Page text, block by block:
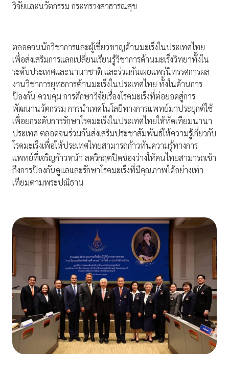
วิจัยและนวัตกรรม กระทรวงสาธารณสุข
ตลอดจนนักวิชาการและผู้เชี่ยวชาญด้านมะเร็งในประเทศไทย
เพื่อส่งเสริมการแลกเปลี่ยนเรียนรู้วิชาการด้านมะเร็งวิทยาทั้งใน
ระดับประเทศและนานาชาติ และร่วมกันเผยแพร่นิทรรศการผล
งานวิชาการยุทธการต้านมะเร็งในประเทศไทย ทั้งในด้านการ
ป้องกัน ควบคุม การศึกษาวิจัยเรื่องโรคมะเร็งที่ต่อยอดสู่การ
พัฒนานวัตกรรม การนำเทคโนโลยีทางการแพทย์มาประยุกต์ใช้
เพื่อยกระดับการรักษาโรคมะเร็งในประเทศไทยให้ทัดเทียมนานา
ประเทศ ตลอดจนร่วมกันส่งเสริมประชาสัมพันธ์ให้ความรู้เกี่ยวกับ
โรคมะเร็งเพื่อให้ประเทศไทยสามารถก้าวทันความรู้ทางการ
แพทย์ที่เจริญก้าวหน้า ลดวิกฤตปิดช่องว่างให้คนไทยสามารถเข้า
ถึงการป้องกันดูแลและรักษาโรคมะเร็งที่มีคุณภาพได้อย่างเท่า
เทียมตามพระปณิธาน